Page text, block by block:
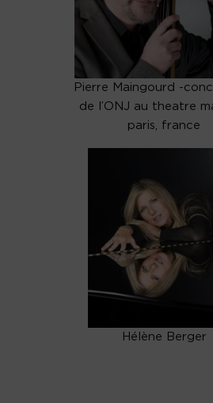
Pierre Maingourd -
de l’ONJ au theatre
paris, france
Hélène Berger